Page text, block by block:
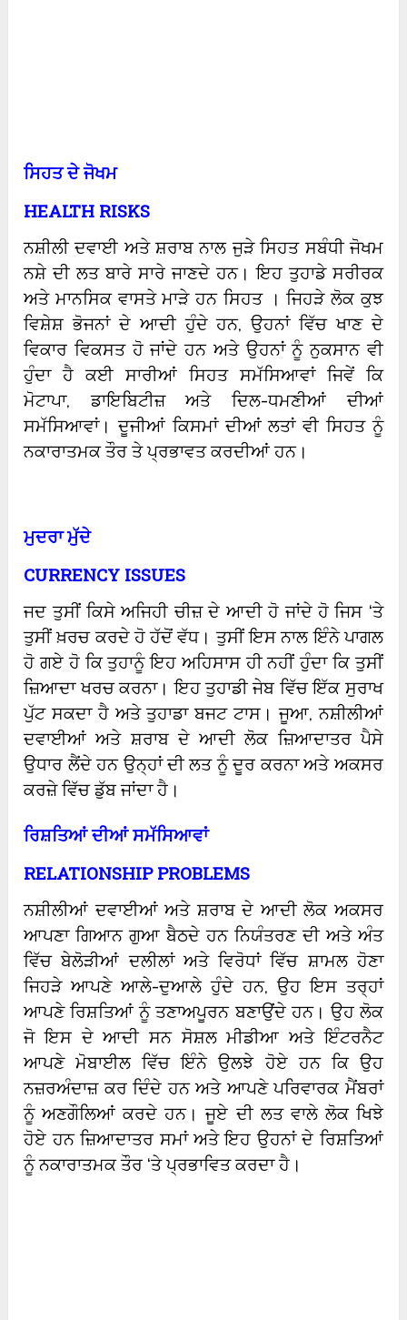
ਸਿਹਤ ਦੇ ਜੋਖਮ
HEALTH RISKS
ਨਸ਼ੀਲੀ ਦਵਾਈ ਅਤੇ ਸ਼ਰਾਬ ਨਾਲ ਜੁੜੇ ਸਿਹਤ ਸਬੰਧੀ ਜੋਖਮ
ਨਸ਼ੇ ਦੀ ਲਤ ਬਾਰੇ ਸਾਰੇ ਜਾਣਦੇ ਹਨ। ਇਹ ਤੁਹਾਡੇ ਸਰੀਰਕ
ਅਤੇ ਮਾਨਸਿਕ ਵਾਸਤੇ ਮਾੜੇ ਹਨ ਸਿਹਤ । ਜਿਹੜੇ ਲੋਕ ਕੁਝ
ਵਿਸ਼ੇਸ਼ ਭੋਜਨਾਂ ਦੇ ਆਦੀ ਹੁੰਦੇ ਹਨ, ਉਹਨਾਂ ਵਿੱਚ ਖਾਣ ਦੇ
ਵਿਕਾਰ ਵਿਕਸਤ ਹੋ ਜਾਂਦੇ ਹਨ ਅਤੇ ਉਹਨਾਂ ਨੂੰ ਨੁਕਸਾਨ ਵੀ
ਹੁੰਦਾ ਹੈ ਕਈ ਸਾਰੀਆਂ ਸਿਹਤ ਸਮੱਸਿਆਵਾਂ ਜਿਵੇਂ ਕਿ
ਮੋਟਾਪਾ, ਡਾਇਬਿਟੀਜ਼ ਅਤੇ ਦਿਲ-ਧਮਣੀਆਂ ਦੀਆਂ
ਸਮੱਸਿਆਵਾਂ। ਦੂਜੀਆਂ ਕਿਸਮਾਂ ਦੀਆਂ ਲਤਾਂ ਵੀ ਸਿਹਤ ਨੂੰ
ਨਕਾਰਾਤਮਕ ਤੌਰ ਤੇ ਪ੍ਰਭਾਵਤ ਕਰਦੀਆਂ ਹਨ।
ਮੁਦਰਾ ਮੁੱਦੇ
CURRENCY ISSUES
ਜਦ ਤੁਸੀਂ ਕਿਸੇ ਅਜਿਹੀ ਚੀਜ਼ ਦੇ ਆਦੀ ਹੋ ਜਾਂਦੇ ਹੋ ਜਿਸ ‘ਤੇ
ਤੁਸੀਂ ਖ਼ਰਚ ਕਰਦੇ ਹੋ ਹੱਦੋਂ ਵੱਧ। ਤੁਸੀਂ ਇਸ ਨਾਲ ਇੰਨੇ ਪਾਗਲ
ਹੋ ਗਏ ਹੋ ਕਿ ਤੁਹਾਨੂੰ ਇਹ ਅਹਿਸਾਸ ਹੀ ਨਹੀਂ ਹੁੰਦਾ ਕਿ ਤੁਸੀਂ
ਜ਼ਿਆਦਾ ਖਰਚ ਕਰਨਾ। ਇਹ ਤੁਹਾਡੀ ਜੇਬ ਵਿੱਚ ਇੱਕ ਸੁਰਾਖ
ਪੁੱਟ ਸਕਦਾ ਹੈ ਅਤੇ ਤੁਹਾਡਾ ਬਜਟ ਟਾਸ। ਜੂਆ, ਨਸ਼ੀਲੀਆਂ
ਦਵਾਈਆਂ ਅਤੇ ਸ਼ਰਾਬ ਦੇ ਆਦੀ ਲੋਕ ਜ਼ਿਆਦਾਤਰ ਪੈਸੇ
ਉਧਾਰ ਲੈਂਦੇ ਹਨ ਉਨ੍ਹਾਂ ਦੀ ਲਤ ਨੂੰ ਦੂਰ ਕਰਨਾ ਅਤੇ ਅਕਸਰ
ਕਰਜ਼ੇ ਵਿੱਚ ਡੁੱਬ ਜਾਂਦਾ ਹੈ।
ਰਿਸ਼ਤਿਆਂ ਦੀਆਂ ਸਮੱਸਿਆਵਾਂ
RELATIONSHIP PROBLEMS
ਨਸ਼ੀਲੀਆਂ ਦਵਾਈਆਂ ਅਤੇ ਸ਼ਰਾਬ ਦੇ ਆਦੀ ਲੋਕ ਅਕਸਰ
ਆਪਣਾ ਗਿਆਨ ਗੁਆ ਬੈਠਦੇ ਹਨ ਨਿਯੰਤਰਣ ਦੀ ਅਤੇ ਅੰਤ
ਵਿੱਚ ਬੇਲੋੜੀਆਂ ਦਲੀਲਾਂ ਅਤੇ ਵਿਰੋਧਾਂ ਵਿੱਚ ਸ਼ਾਮਲ ਹੋਣਾ
ਜਿਹੜੇ ਆਪਣੇ ਆਲੇ-ਦੁਆਲੇ ਹੁੰਦੇ ਹਨ, ਉਹ ਇਸ ਤਰ੍ਹਾਂ
ਆਪਣੇ ਰਿਸ਼ਤਿਆਂ ਨੂੰ ਤਣਾਅਪੂਰਨ ਬਣਾਉਂਦੇ ਹਨ। ਉਹ ਲੋਕ
ਜੋ ਇਸ ਦੇ ਆਦੀ ਸਨ ਸੋਸ਼ਲ ਮੀਡੀਆ ਅਤੇ ਇੰਟਰਨੈਟ
ਆਪਣੇ ਮੋਬਾਈਲ ਵਿੱਚ ਇੰਨੇ ਉਲਝੇ ਹੋਏ ਹਨ ਕਿ ਉਹ
ਨਜ਼ਰਅੰਦਾਜ਼ ਕਰ ਦਿੰਦੇ ਹਨ ਅਤੇ ਆਪਣੇ ਪਰਿਵਾਰਕ ਮੈਂਬਰਾਂ
ਨੂੰ ਅਣਗੌਲਿਆਂ ਕਰਦੇ ਹਨ। ਜੂਏ ਦੀ ਲਤ ਵਾਲੇ ਲੋਕ ਖਿਝੇ
ਹੋਏ ਹਨ ਜ਼ਿਆਦਾਤਰ ਸਮਾਂ ਅਤੇ ਇਹ ਉਹਨਾਂ ਦੇ ਰਿਸ਼ਤਿਆਂ
ਨੂੰ ਨਕਾਰਾਤਮਕ ਤੌਰ ‘ਤੇ ਪ੍ਰਭਾਵਿਤ ਕਰਦਾ ਹੈ।